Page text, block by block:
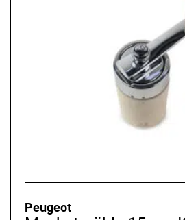
Peugeot